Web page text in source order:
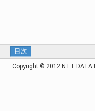
目次
Copyright © 2012 NTT DATA